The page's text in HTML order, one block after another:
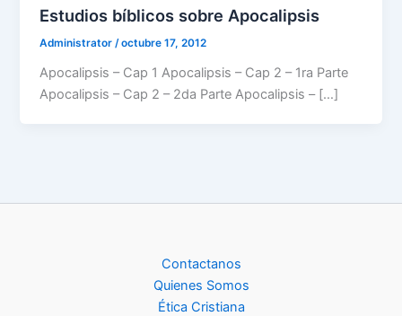
Estudios bíblicos sobre Apocalipsis
Administrator /octubre 17, 2012
Apocalipsis – Cap 1 Apocalipsis – Cap 2 – 1ra Parte
Apocalipsis – Cap 2 – 2da Parte Apocalipsis – […]
Contactanos
Quienes Somos
Ética Cristiana